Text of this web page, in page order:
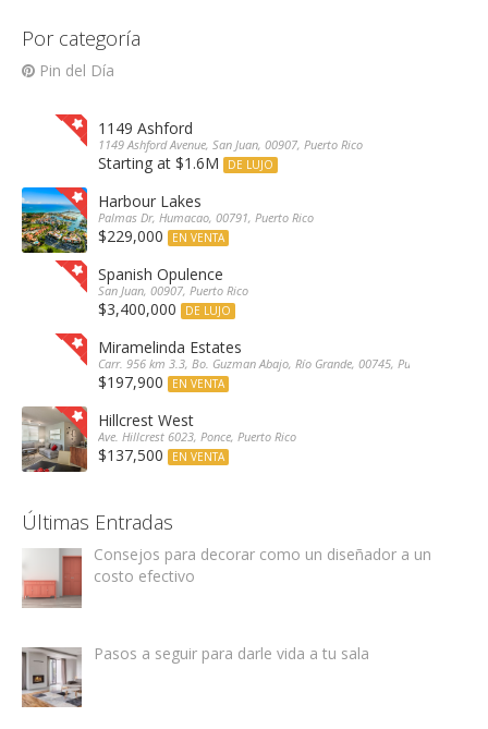
Por categoría
Pin del Día
1149 Ashford
1149 Ashford Avenue, San Juan, 00907, Puerto Rico
Starting at $1.6M DE LUJO
Harbour Lakes
Palmas Dr, Humacao, 00791, Puerto Rico
$229,000 EN VENTA
Spanish Opulence
San Juan, 00907, Puerto Rico
$3,400,000 DE LUJO
Miramelinda Estates
Carr. 956 km 3.3, Bo. Guzman Abajo, Río Grande, 00745, Puerto Rico
$197,900 EN VENTA
Hillcrest West
Ave. Hillcrest 6023, Ponce, Puerto Rico
$137,500 EN VENTA
Últimas Entradas
Consejos para decorar como un diseñador a un
costo efectivo
Pasos a seguir para darle vida a tu sala